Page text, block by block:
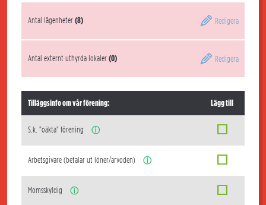
Antal lägenheter(8) Redigera
Antal externt uthyrda lokaler(0) Redigera
Tilläggsinfo om vår förening: Lägg till
S.k. "oäkta" förening ⓘ
Arbetsgivare (betalar ut löner/arvoden) ⓘ
Momsskyldig ⓘ